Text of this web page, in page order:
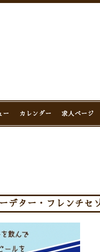
ー カレンダー 求人ページ
デター・フレンチセ